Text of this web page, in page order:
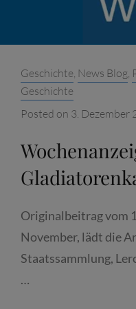
Categories:
Geschichte News Blog
Geschichte
Posted on 3. Dezember
Originalbeitrag vom
November, lädt die
Staatssammlung,
…